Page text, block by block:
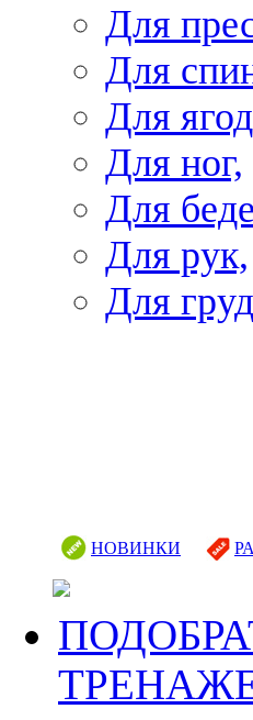
Для
Для
Для
Для ног,
Для
Для рук,
Для
НОВИНКИ